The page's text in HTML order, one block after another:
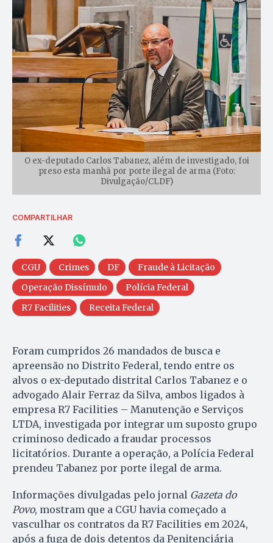
O ex-deputado Carlos Tabanez, além de investigado, foi
preso esta manhã por porte ilegal de arma (Foto:
Divulgação/CLDF)
COMPARTILHAR
CGU Crimes DF
Fraude à Licitação
Operação Dissímulo
Polícia Federal
R7 Facilities
Receita Federal
Foram cumpridos 26 mandados de busca e
apreensão no Distrito Federal, tendo entre os
alvos o ex-deputado distrital Carlos Tabanez e o
advogado Alair Ferraz da Silva, ambos ligados à
empresa R7 Facilities – Manutenção e Serviços
LTDA, investigada por integrar um suposto grupo
criminoso dedicado a fraudar processos
licitatórios. Durante a operação, a Polícia Federal
prendeu Tabanez por porte ilegal de arma.
Informações divulgadas pelo jornal Gazeta do
Povo, mostram que a CGU havia começado a
vasculhar os contratos da R7 Facilities em 2024,
após a fuga de dois detentos da Penitenciária